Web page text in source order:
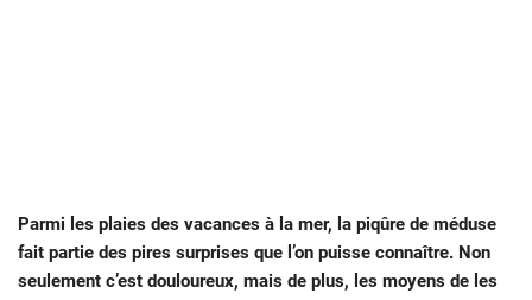
Parmi les plaies des vacances à la mer, la piqûre de méduse
fait partie des pires surprises que l’on puisse connaître. Non
seulement c’est douloureux, mais de plus, les moyens de les